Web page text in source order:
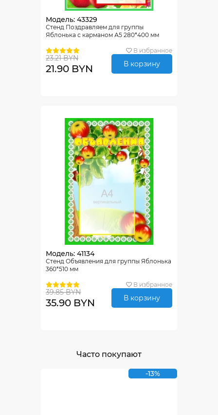
Модель: 43329
Стенд Поздравляем для группы
Яблонька с карманом А5 280*400 мм
В избранное
23.21 BYN
21.90 BYN В корзину
Модель: 41134
Стенд Объявления для группы Яблонька
360*510 мм
В избранное
39.85 BYN
35.90 BYN В корзину
Часто покупают
-13%